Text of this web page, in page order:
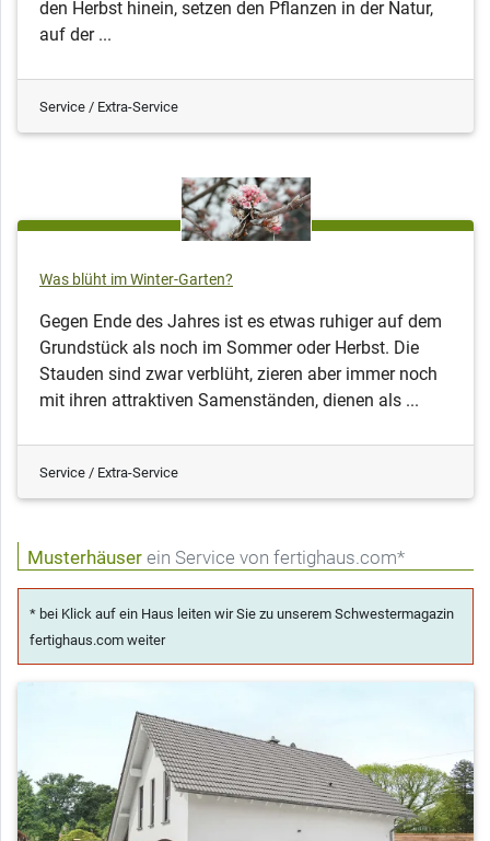
den Herbst hinein, setzen den Pflanzen in der Natur,
auf der ...
Service / Extra-Service
Was blüht im Winter-Garten?
Gegen Ende des Jahres ist es etwas ruhiger auf dem
Grundstück als noch im Sommer oder Herbst. Die
Stauden sind zwar verblüht, zieren aber immer noch
mit ihren attraktiven Samenständen, dienen als ...
Service / Extra-Service
Musterhäuser ein Service von fertighaus.com*
* bei Klick auf ein Haus leiten wir Sie zu unserem Schwestermagazin
fertighaus.com weiter